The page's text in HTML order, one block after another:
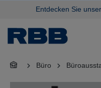
springenEntdecken Sie
Büro